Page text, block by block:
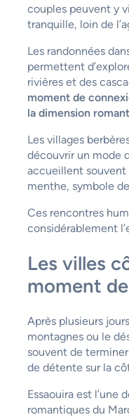
couples peuvent y
tranquille, loin de
Les randonnées
permettent
rivières et des
moment de
la dimension
Les villages
découvrir un mode
accueillent souvent
menthe, symbole
Ces rencontres
considérablement
Les villes
moment
Après plusieurs
montagnes ou le
souvent de
de détente sur la
Essaouira est l’une
romantiques du